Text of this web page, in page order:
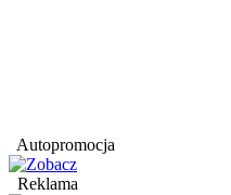
Autopromocja
Reklama